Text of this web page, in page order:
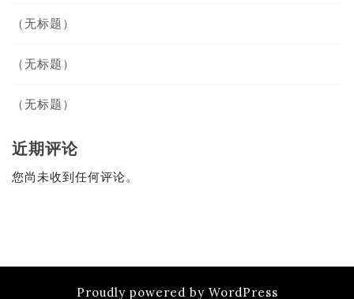
（无标题）
（无标题）
（无标题）
近期评论
您尚未收到任何评论。
Proudly powered by WordPress